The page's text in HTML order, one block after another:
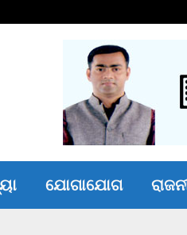
ଯୋଗାଯୋଗ